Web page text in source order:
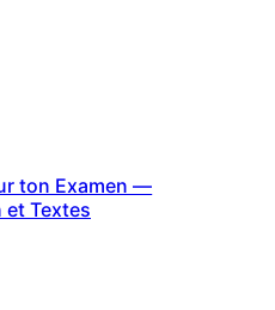
ton Examen —
et Textes